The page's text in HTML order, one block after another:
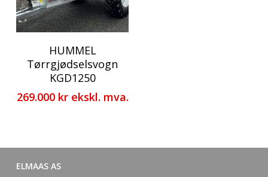
HUMMEL
Tørrgjødselsvogn
KGD1250
269.000 kr ekskl. mva.
ELMAAS AS